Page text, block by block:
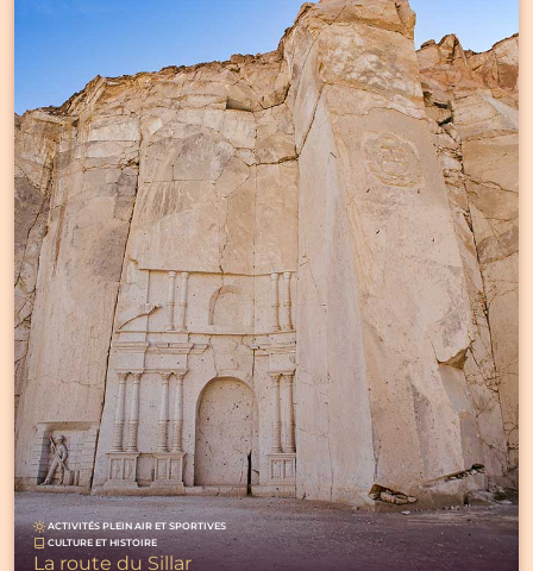
ACTIVITÉS PLEIN AIR ET SPORTIVES
CULTURE ET HISTOIRE
La route du Sillar